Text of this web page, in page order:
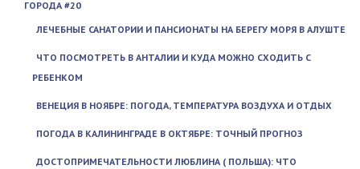
ГОРОДА #20
ЛЕЧЕБНЫЕ САНАТОРИИ И ПАНСИОНАТЫ НА БЕРЕГУ МОРЯ В АЛУШТЕ
ЧТО ПОСМОТРЕТЬ В АНТАЛИИ И КУДА МОЖНО СХОДИТЬ С
РЕБЕНКОМ
ВЕНЕЦИЯ В НОЯБРЕ: ПОГОДА, ТЕМПЕРАТУРА ВОЗДУХА И ОТДЫХ
ПОГОДА В КАЛИНИНГРАДЕ В ОКТЯБРЕ: ТОЧНЫЙ ПРОГНОЗ
ДОСТОПРИМЕЧАТЕЛЬНОСТИ ЛЮБЛИНА ( ПОЛЬША): ЧТО